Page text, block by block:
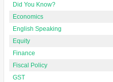
Did You Know?
Economics
English Speaking
Equity
Finance
Fiscal Policy
GST